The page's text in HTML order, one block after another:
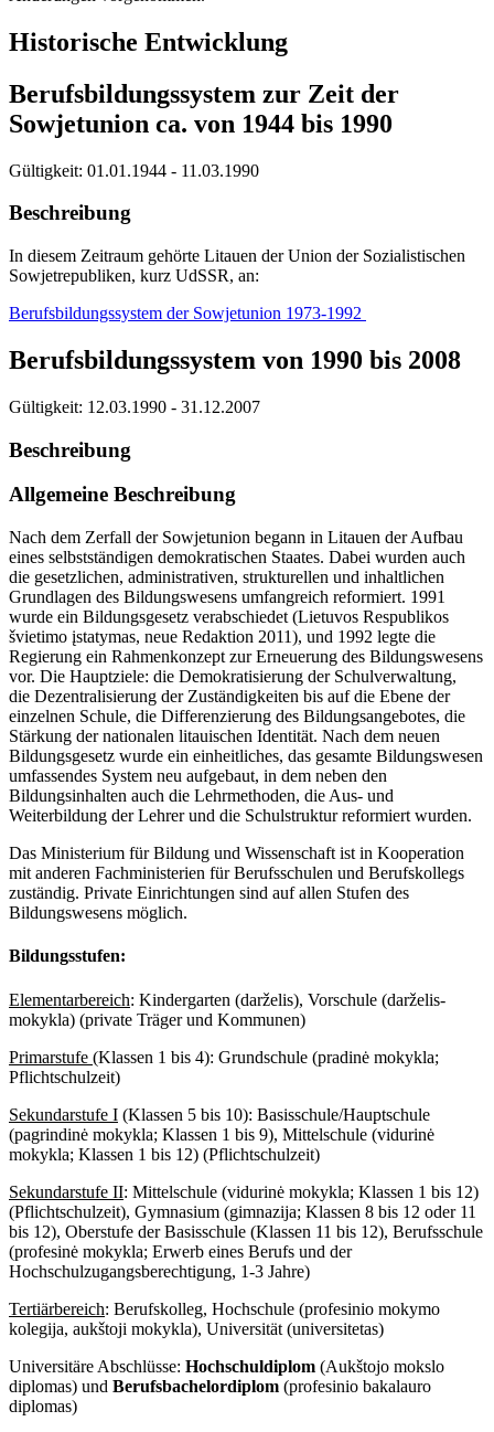
Historische Entwicklung
Berufsbildungssystem zur Zeit der
Sowjetunion ca. von 1944 bis 1990
Gültigkeit: 01.01.1944 - 11.03.1990
Beschreibung
In diesem Zeitraum gehörte Litauen der Union der Sozialistischen
Sowjetrepubliken, kurz UdSSR, an:
Berufsbildungssystem der Sowjetunion 1973-1992
Berufsbildungssystem von 1990 bis 2008
Gültigkeit: 12.03.1990 - 31.12.2007
Beschreibung
Allgemeine Beschreibung
Nach dem Zerfall der Sowjetunion begann in Litauen der Aufbau
eines selbstständigen demokratischen Staates. Dabei wurden auch
die gesetzlichen, administrativen, strukturellen und inhaltlichen
Grundlagen des Bildungswesens umfangreich reformiert. 1991
wurde ein Bildungsgesetz verabschiedet (Lietuvos Respublikos
švietimo įstatymas, neue Redaktion 2011), und 1992 legte die
Regierung ein Rahmenkonzept zur Erneuerung des Bildungswesens
vor. Die Hauptziele: die Demokratisierung der Schulverwaltung,
die Dezentralisierung der Zuständigkeiten bis auf die Ebene der
einzelnen Schule, die Differenzierung des Bildungsangebotes, die
Stärkung der nationalen litauischen Identität. Nach dem neuen
Bildungsgesetz wurde ein einheitliches, das gesamte Bildungswesen
umfassendes System neu aufgebaut, in dem neben den
Bildungsinhalten auch die Lehrmethoden, die Aus- und
Weiterbildung der Lehrer und die Schulstruktur reformiert wurden.
Das Ministerium für Bildung und Wissenschaft ist in Kooperation
mit anderen Fachministerien für Berufsschulen und Berufskollegs
zuständig. Private Einrichtungen sind auf allen Stufen des
Bildungswesens möglich.
Bildungsstufen:
Elementarbereich: Kindergarten (darželis), Vorschule (darželis-
mokykla) (private Träger und Kommunen)
Primarstufe (Klassen 1 bis 4): Grundschule (pradinė mokykla;
Pflichtschulzeit)
Sekundarstufe I (Klassen 5 bis 10): Basisschule/Hauptschule
(pagrindinė mokykla; Klassen 1 bis 9), Mittelschule (vidurinė
mokykla; Klassen 1 bis 12) (Pflichtschulzeit)
Sekundarstufe II: Mittelschule (vidurinė mokykla; Klassen 1 bis 12)
(Pflichtschulzeit), Gymnasium (gimnazija; Klassen 8 bis 12 oder 11
bis 12), Oberstufe der Basisschule (Klassen 11 bis 12), Berufsschule
(profesinė mokykla; Erwerb eines Berufs und der
Hochschulzugangsberechtigung, 1-3 Jahre)
Tertiärbereich: Berufskolleg, Hochschule (profesinio mokymo
kolegija, aukštoji mokykla), Universität (universitetas)
Universitäre Abschlüsse: Hochschuldiplom (Aukštojo mokslo
diplomas) und Berufsbachelordiplom (profesinio bakalauro
diplomas)